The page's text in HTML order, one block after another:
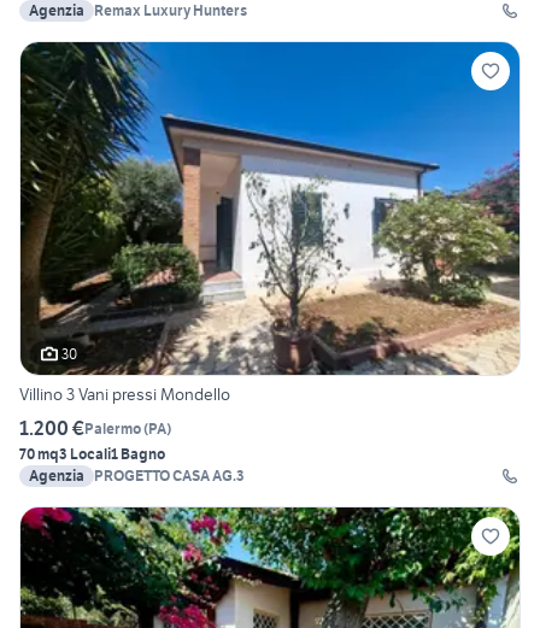
Agenzia
Remax Luxury Hunters
30
Villino 3 Vani pressi Mondello
1.200 €Palermo(PA)
70 mq3 Locali1 Bagno
Agenzia
PROGETTO CASA AG.3